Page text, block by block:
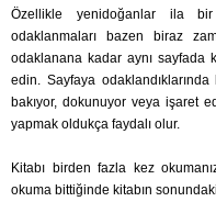
Özellikle yenidoğanlar ila
odaklanmaları bazen biraz
odaklanana kadar aynı sayfada
edin. Sayfaya
bakıyor, dokunuyor veya işaret
yapmak oldukça faydalı olur.
Kitabı birden fazla kez
okuma bittiğinde kitabın